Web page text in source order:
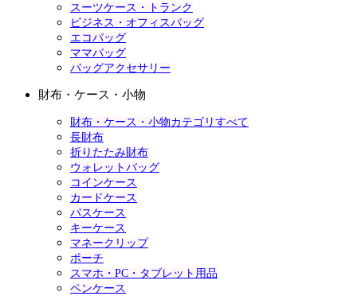
スーツケース・トランク
ビジネス・オフィスバッグ
エコバッグ
ママバッグ
バッグアクセサリー
財布・ケース・小物
財布・ケース・小物カテゴリすべて
長財布
折りたたみ財布
ウォレットバッグ
コインケース
カードケース
パスケース
キーケース
マネークリップ
ポーチ
スマホ・PC・タブレット用品
ペンケース